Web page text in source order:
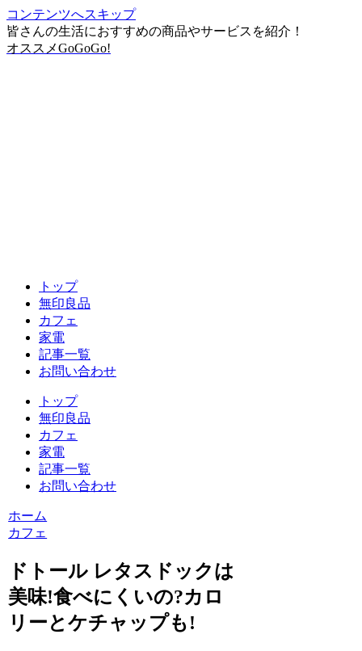
コンテンツへスキップ
皆さんの生活におすすめの商品やサービスを紹介！
オススメGoGoGo!
トップ
無印良品
カフェ
家電
記事一覧
お問い合わせ
トップ
無印良品
カフェ
家電
記事一覧
お問い合わせ
ホーム
カフェ
ドトール レタスドックは
美味!食べにくいの?カロ
リーとケチャップも!